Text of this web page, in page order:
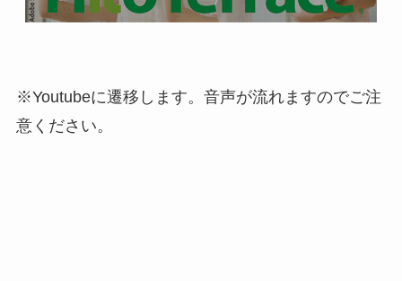
※Youtubeに遷移します。音声が流れますのでご注
意ください。